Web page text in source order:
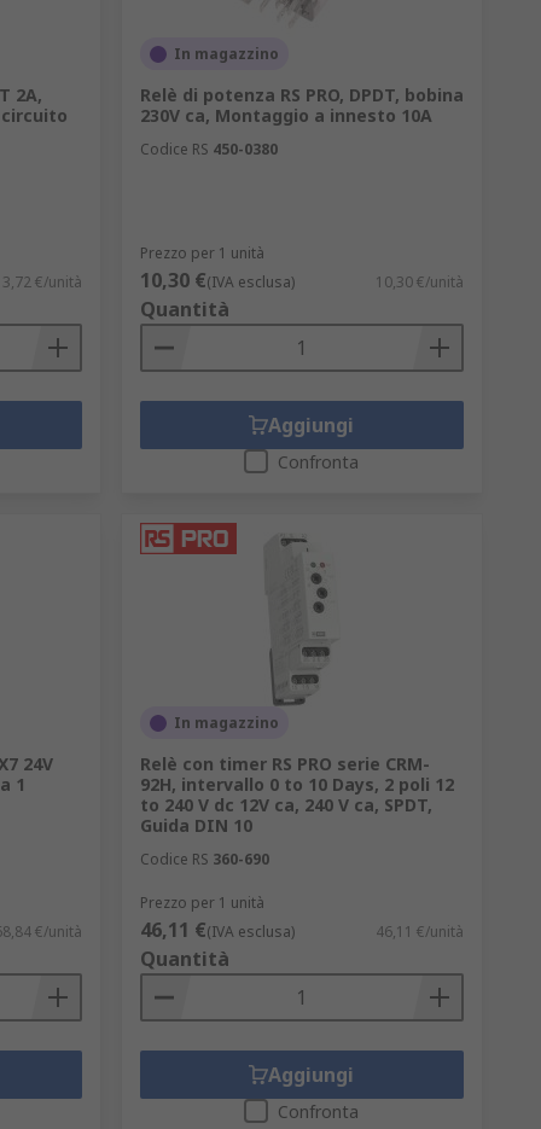
2A,
3,72 €/unità
In magazzino
Relè di potenza RS PRO, DPDT, bobina
230V ca, Montaggio a innesto 10A
Codice RS 450-0380
Prezzo per 1 unità
10,30 €(IVA esclusa) 10,30 €/unità
Quantità
Aggiungi
Confronta
24V
1
€/unità
In magazzino
Relè con timer RS PRO serie CRM-
92H, intervallo 0 to 10 Days, 2 poli 12
to 240 V dc 12V ca, 240 V ca, SPDT,
Guida DIN 10
Codice RS 360-690
Prezzo per 1 unità
46,11 €(IVA esclusa) 46,11 €/unità
Quantità
Aggiungi
Confronta